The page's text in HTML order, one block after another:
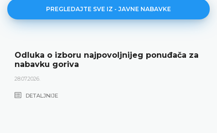
PREGLEDAJTE SVE IZ - JAVNE NABAVKE
Odluka o izboru najpovoljnijeg ponuđača za
nabavku goriva
28.07.2026.
DETALJNIJE